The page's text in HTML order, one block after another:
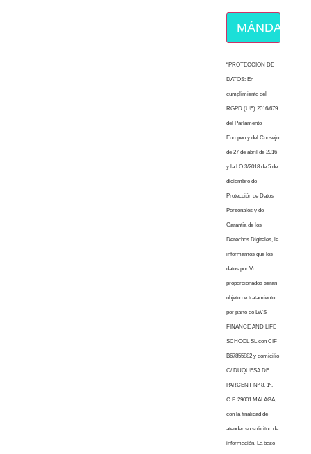
MÁNDAME
“PROTECCION DE
DATOS: En
cumplimiento del
RGPD (UE) 2016/679
del Parlamento
Europeo y del Consejo
de 27 de abril de 2016
y la LO 3/2018 de 5 de
diciembre de
Protección de Datos
Personales y de
Garantía de los
Derechos Digitales, le
informamos que los
datos por Vd.
proporcionados serán
objeto de tratamiento
por parte de LWS
FINANCE AND LIFE
SCHOOL SL con CIF
B67855882 y domicilio
C/ DUQUESA DE
PARCENT Nº 8, 1º,
C.P. 29001 MALAGA,
con la finalidad de
atender su solicitud de
información. La base